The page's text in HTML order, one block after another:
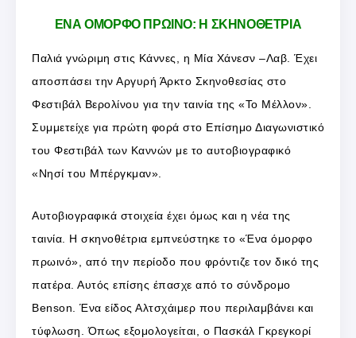
ΕΝΑ ΟΜΟΡΦΟ ΠΡΩΙΝΟ: Η ΣΚΗΝΟΘΕΤΡΙΑ
Παλιά γνώριμη στις Κάννες, η Μία Χάνεσν –Λαβ. Έχει
αποσπάσει την Αργυρή Άρκτο Σκηνοθεσίας στο
Φεστιβάλ Βερολίνου για την ταινία της «Το Μέλλον».
Συμμετείχε για πρώτη φορά στο Επίσημο Διαγωνιστικό
του Φεστιβάλ των Καννών με το αυτοβιογραφικό
«Νησί του Μπέργκμαν».
Αυτοβιογραφικά στοιχεία έχει όμως και η νέα της
ταινία. Η σκηνοθέτρια εμπνεύστηκε το «Ένα όμορφο
πρωινό», από την περίοδο που φρόντιζε τον δικό της
πατέρα. Αυτός επίσης έπασχε από το σύνδρομο
Benson. Ένα είδος Αλτσχάιμερ που περιλαμβάνει και
τύφλωση. Όπως εξομολογείται, ο Πασκάλ Γκρεγκορί